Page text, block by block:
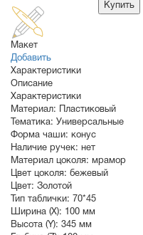
Макет
Добавить
Купить
Характеристики
Описание
Характеристики
Материал: Пластиковый
Тематика: Универсальные
Форма чаши: конус
Наличие ручек: нет
Материал цоколя: мрамор
Цвет цоколя: бежевый
Цвет: Золотой
Тип таблички: 70*45
Ширина (X): 100 мм
Высота (Y): 345 мм